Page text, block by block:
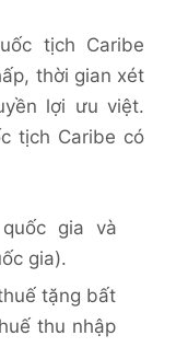
tịch Caribe
thời gian xét
lợi ưu việt.
tịch Caribe có
gia và
gia).​
tặng bất
thu nhập